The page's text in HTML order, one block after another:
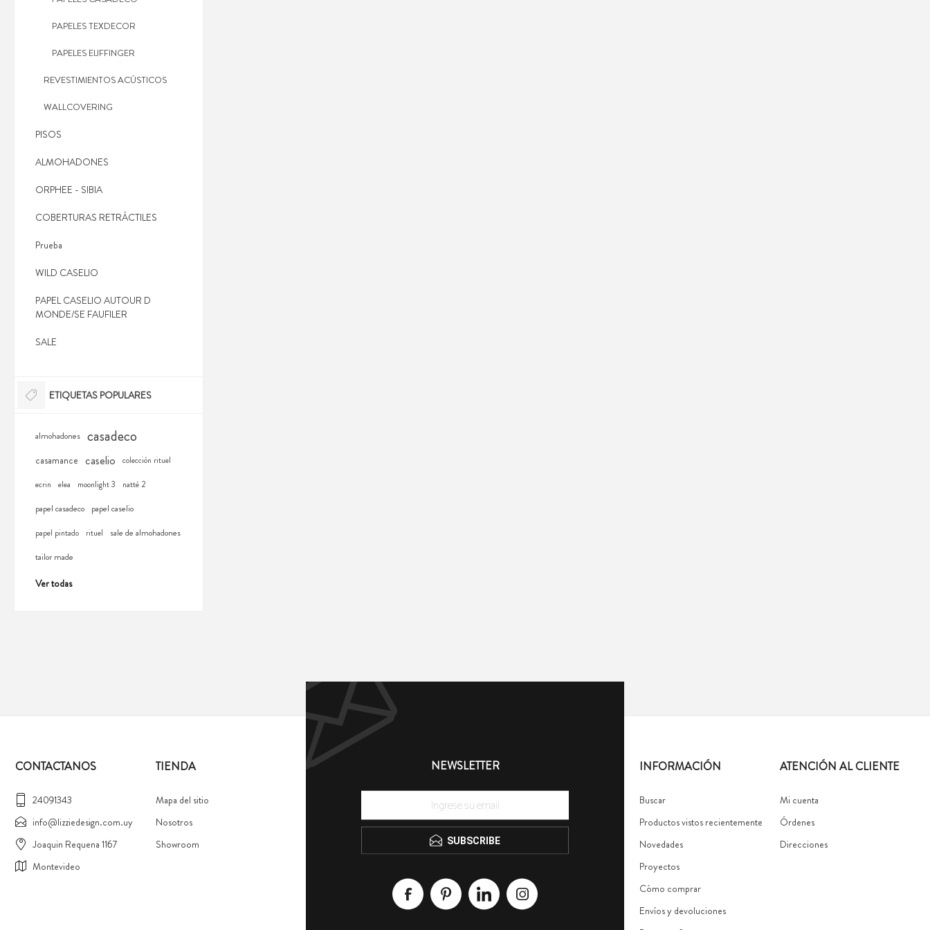
PAPELES TEXDECOR
PAPELES EIJFFINGER
REVESTIMIENTOS ACÚSTICOS
WALLCOVERING
PISOS
ALMOHADONES
ORPHEE - SIBIA
COBERTURAS RETRÁCTILES
Prueba
WILD CASELIO
PAPEL CASELIO AUTOUR D
MONDE/SE FAUFILER
SALE
ETIQUETAS POPULARES
almohadones casadeco
casamance caselio colección rituel
ecrin elea moonlight 3 natté 2
papel casadeco papel caselio
papel pintado rituel
sale de almohadones
tailor made
Ver todas
NEWSLETTER
SUBSCRIBE
CONTACTANOS
24091343
info@lizziedesign.com.uy
Joaquin Requena 1167
Montevideo
TIENDA
Mapa del sitio
Nosotros
Showroom
INFORMACIÓN
Buscar
Productos vistos recientemente
Novedades
Proyectos
Cómo comprar
Envíos y devoluciones
ATENCIÓN AL CLIENTE
Mi cuenta
Órdenes
Direcciones